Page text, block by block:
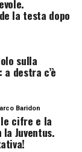
la testa dopo
sulla
destra c’è
Baridon
cifre e la
Juventus.